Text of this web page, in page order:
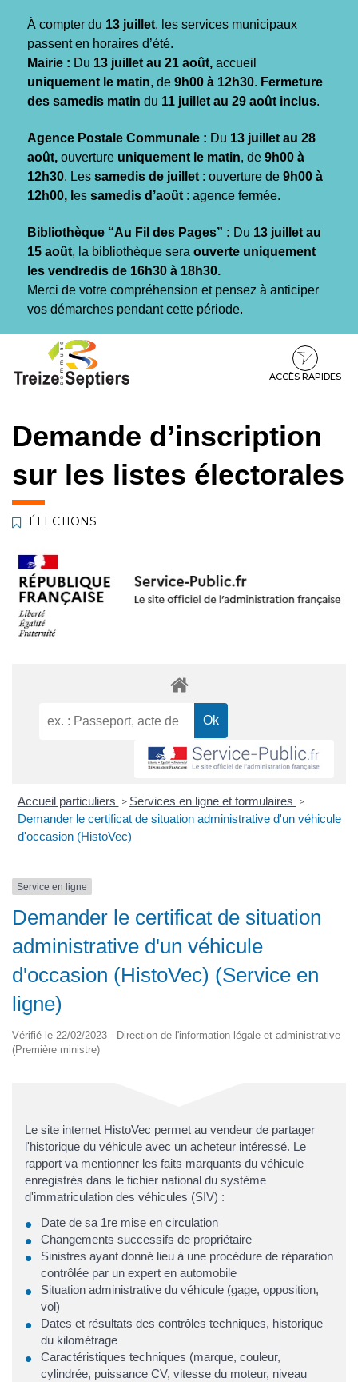
À compter du 13 juillet, les services municipaux
passent en horaires d’été.
Mairie : Du 13 juillet au 21 août, accueil
uniquement le matin, de 9h00 à 12h30. Fermeture
des samedis matin du 11 juillet au 29 août inclus.
Agence Postale Communale : Du 13 juillet au 28
août, ouverture uniquement le matin, de 9h00 à
12h30. Les samedis de juillet : ouverture de 9h00 à
12h00, l es samedis d’août : agence fermée.
Bibliothèque “Au Fil des Pages” : Du 13 juillet au
15 août, la bibliothèque sera ouverte uniquement
les vendredis de 16h30 à 18h30.
Merci de votre compréhension et pensez à anticiper
vos démarches pendant cette période.
contenu
pied
ACCÈS RAPIDES
Demande d’inscription
sur les listes électorales
ÉLECTIONS
Accueil particuliers > Services en ligne et formulaires >
Demander le certificat de situation administrative d'un véhicule
d'occasion (HistoVec)
Service en ligne
Demander le certificat de situation
administrative d'un véhicule
d'occasion (HistoVec) (Service en
ligne)
Vérifié le 22/02/2023 - Direction de l'information légale et administrative
(Première ministre)
Le site internet HistoVec permet au vendeur de partager
l'historique du véhicule avec un acheteur intéressé. Le
rapport va mentionner les faits marquants du véhicule
enregistrés dans le fichier national du système
d'immatriculation des véhicules (SIV) :
Date de sa 1re mise en circulation
Changements successifs de propriétaire
Sinistres ayant donné lieu à une procédure de réparation
contrôlée par un expert en automobile
Situation administrative du véhicule (gage, opposition,
vol)
Dates et résultats des contrôles techniques, historique
du kilométrage
Caractéristiques techniques (marque, couleur,
cylindrée, puissance CV, vitesse du moteur, niveau